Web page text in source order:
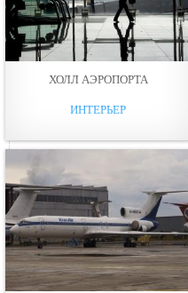
ХОЛЛ АЭРОПОРТА
ИНТЕРЬЕР